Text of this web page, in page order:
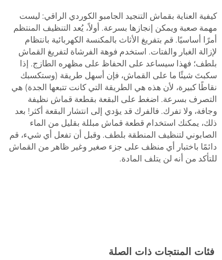
كيفية العناية بقماش التنجيد الجامبو الكوردي الراقي: ليست
مهمة صعبة ويمكن إنجازها بسرعة. أولاً، يُعد التنظيف المنتظم
أمرًا أساسيًا. قم بتفريغ الأثاث بالمكنسة الكهربائية بانتظام
لإزالة الغبار والفتات. استخدم فوهة الفرشاة لتفريغ القماش
بلطف؛ فهذا سيساعد على الحفاظ على مظهره الطازج. إذا
سكبتَ شيئًا ما على القماش، فإن أسهل طريقة (وستكسبك
نقاطًا كبيرة، لأن هذه هي الطريقة التي كانت تتبعها الجدة) هي
التصرف بسرعة. اضغط على البقعة بقطعة قماش نظيفة
وجافة، ولا تفرك. فالفرك قد يؤدي إلى انتشار البقعة أكثر! بعد
ذلك، يمكنك استخدام قطعة قماش مبللة بقليل من الماء
الصابوني لتنظيف المنطقة بلطف. وقبل أن تفعل أي شيء، قم
دائمًا باختبار أي منظف على جزء صغير وغير ظاهر من القماش
للتأكد من أنه لن يتلف المادة.
فئات المنتجات ذات الصلة